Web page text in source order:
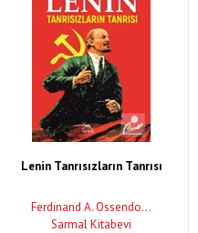
Lenin Tanrısızların Tanrısı
Ferdinand A. Ossendo...
Sarmal Kitabevi